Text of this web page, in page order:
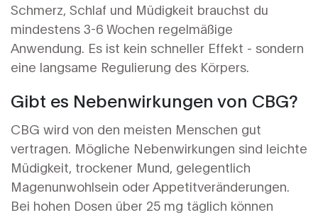
Schmerz, Schlaf und Müdigkeit brauchst du
mindestens 3-6 Wochen regelmäßige
Anwendung. Es ist kein schneller Effekt - sondern
eine langsame Regulierung des Körpers.
Gibt es Nebenwirkungen von CBG?
CBG wird von den meisten Menschen gut
vertragen. Mögliche Nebenwirkungen sind leichte
Müdigkeit, trockener Mund, gelegentlich
Magenunwohlsein oder Appetitveränderungen.
Bei hohen Dosen über 25 mg täglich können